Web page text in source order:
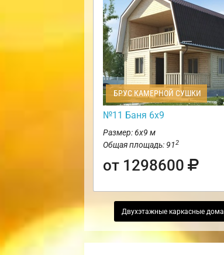
БРУС КАМЕРНОЙ СУШКИ
№11 Баня 6х9
Размер: 6х9 м
Общая площадь: 912
от 1298600
Двухэтажные каркасные дома